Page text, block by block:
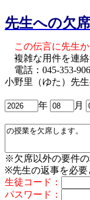
先生への欠
この伝言に先生
複雑な用件を連絡
電話：045-353-
小野里（ゆた）先
年 月
※欠席以外の要件の
※先生の返事を必要
生徒コード：
パスワード：